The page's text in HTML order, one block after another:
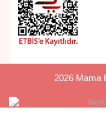
2026 Mama